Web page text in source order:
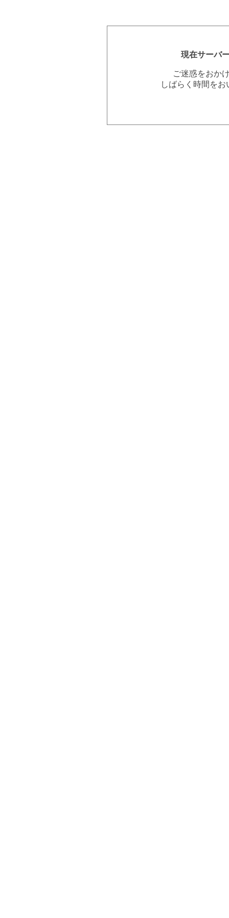
現在サーバ
ご迷惑をおか
しばらく時間を